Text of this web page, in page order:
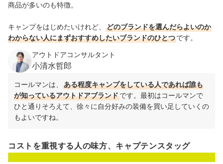
商品が多いのも特徴。
キャンプをはじめたいけれど、
どのブランドを選んだらよいのか
わからない人にまずおすすめしたいブランドのひとつです。
アウトドアコンサルタント
小清水哲郎
コールマンは、
ある程度キャンプをしている人であれば誰も
が知っているアウトドアブランドです。最初はコールマンで
ひと通りそろえて、徐々に自分好みの装備を買い足していくの
もよいですね。
コストを重視する人の味方、キャプテンスタッグ